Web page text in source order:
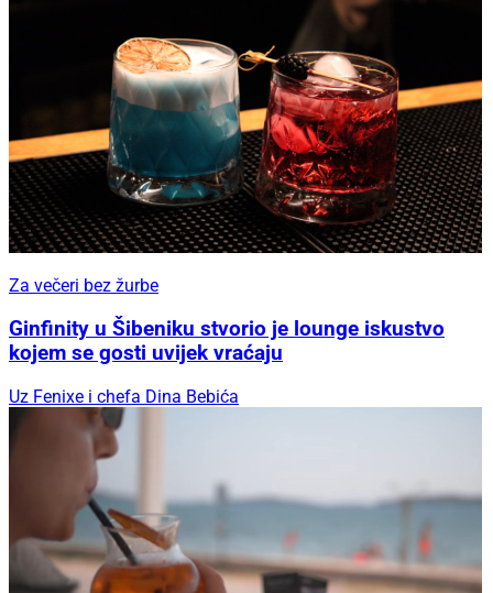
Za večeri bez žurbe
Ginfinity u Šibeniku stvorio je lounge iskustvo
kojem se gosti uvijek vraćaju
Uz Fenixe i chefa Dina Bebića